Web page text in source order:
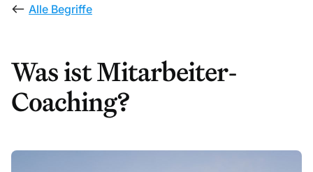
Alle Begriffe
Was ist Mitarbeiter-
Coaching?